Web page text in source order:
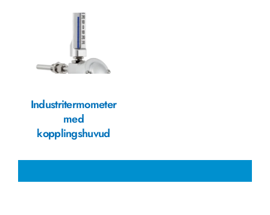
Industritermometer
med
kopplingshuvud